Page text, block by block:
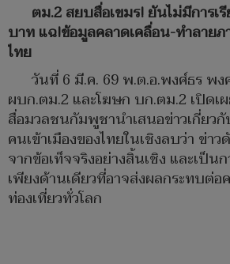
ตม.2 สยบสื่อเขมร! ยันไม่มีการเ
บาท แฉ!ข้อมูลคลาดเคลื่อน-ทำลาย
ไทย
วันที่ 6 มี.ค. 69 พ.ต.อ.พงศ์ธร พ
ผบก.ตม.2 และโฆษก บก.ตม.2 เปิด
สื่อมวลชนกัมพูชานำเสนอข่าวเกี่ยว
คนเข้าเมืองของไทยในเชิงลบว่า ข่า
จากข้อเท็จจริงอย่างสิ้นเชิง และเป็น
เพียงด้านเดียวที่อาจส่งผลกระทบต่อ
ท่องเที่ยวทั่วโลก